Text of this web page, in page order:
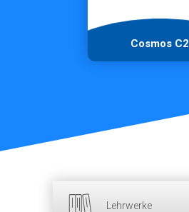
Lehrwerke
Cosmos C2